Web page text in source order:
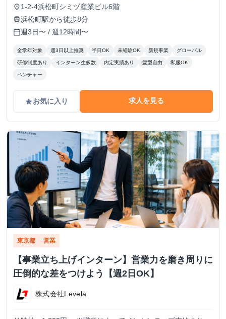
況により決定
place 1-2-4浜松町シミヅ産業ビル6階
train浜松町駅から徒歩8分
calendar_today週3日〜 / 週12時間〜
全学年対象 週3日以上推奨 半日OK 未経験OK 新規事業 グローバル
研修制度あり インターン生多数 内定実績あり 髪型自由 私服OK
ベンチャー
gradeお気に入り 求人を見る
東京都 営業
【事業立ち上げインターン】営業力を磨き周りに
圧倒的な差をつけよう【週2日OK】
株式会社Levela